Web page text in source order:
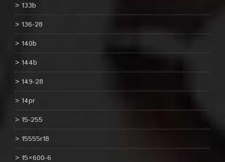
133b
136-28
140b
144b
149-28
14pr
15-255
15555r18
15×600-6